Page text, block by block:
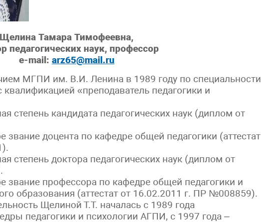
Щелина Тамара Тимофеевна,
педагогических наук, профессор
e-mail: arz65@mail.ru
МГПИ им. В.И. Ленина в 1989 году по специальности
квалификацией «преподаватель педагогики и
степень кандидата педагогических наук (диплом от
звание доцента по кафедре общей педагогики (аттестат
степень доктора педагогических наук (диплом от
звание профессора по кафедре общей педагогики и
образования (аттестат от 16.02.2011 г. ПР №008859).
Щелиной Т.Т. началась с 1989 года
педагогики и психологии АГПИ, с 1997 года –